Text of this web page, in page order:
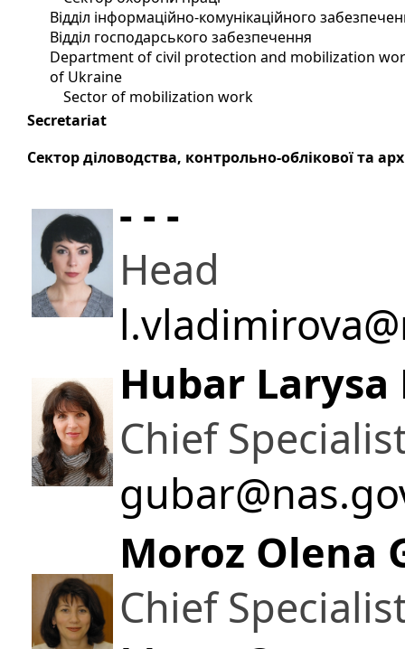
Відділ інформаційно-комунікаційного
Відділ господарського забезпечення
Department of civil protection and mobilization
of Ukraine
Sector of mobilization work
Secretariat
Сектор діловодства, контрольно-облікової та
- - -
Head
Hubar Larysa
Chief
Moroz Olena
Chief